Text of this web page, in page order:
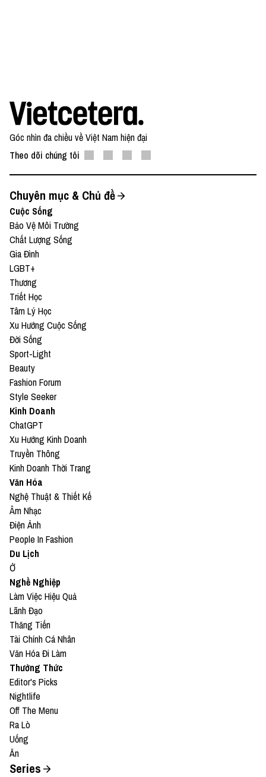
Góc nhìn đa chiều về Việt Nam hiện đại
Theo dõi chúng tôi
Chuyên mục & Chủ đề
Cuộc Sống
Bảo Vệ Môi Trường
Chất Lượng Sống
Gia Đình
LGBT+
Thương
Triết Học
Tâm Lý Học
Xu Hướng Cuộc Sống
Đời Sống
Sport-Light
Beauty
Fashion Forum
Style Seeker
Kinh Doanh
ChatGPT
Xu Hướng Kinh Doanh
Truyền Thông
Kinh Doanh Thời Trang
Văn Hóa
Nghệ Thuật & Thiết Kế
Âm Nhạc
Điện Ảnh
People In Fashion
Du Lịch
Ở
Nghề Nghiệp
Làm Việc Hiệu Quả
Lãnh Đạo
Thăng Tiến
Tài Chính Cá Nhân
Văn Hóa Đi Làm
Thưởng Thức
Editor's Picks
Nightlife
Off The Menu
Ra Lò
Uống
Ăn
Series